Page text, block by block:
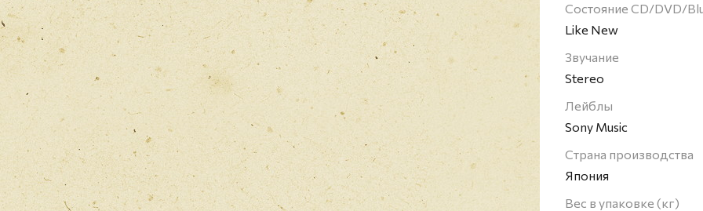
Состояние CD/DVD/
Like New
Звучание
Stereo
Лейблы
Sony Music
Страна производства
Япония
Вес в упаковке (кг)